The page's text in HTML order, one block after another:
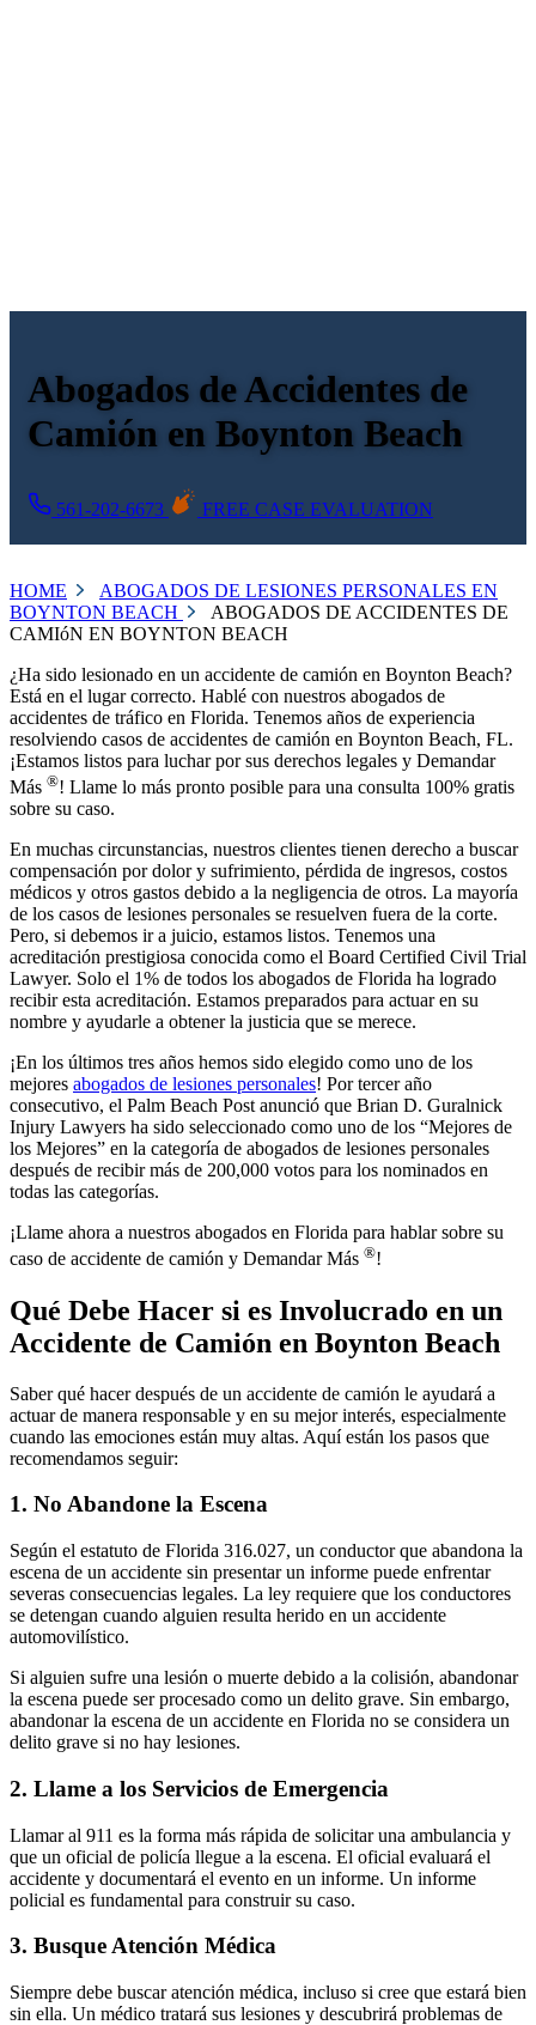
Abogados de Accidentes de
Camión en Boynton Beach
561-202-6673 FREE CASE EVALUATION
HOME
ABOGADOS DE LESIONES PERSONALES EN
BOYNTON BEACH
ABOGADOS DE ACCIDENTES DE
CAMIóN EN BOYNTON BEACH
¿Ha sido lesionado en un accidente de camión en Boynton Beach?
Está en el lugar correcto. Hablé con nuestros abogados de
accidentes de tráfico en Florida. Tenemos años de experiencia
resolviendo casos de accidentes de camión en Boynton Beach, FL.
¡Estamos listos para luchar por sus derechos legales y Demandar
Más ®! Llame lo más pronto posible para una consulta 100% gratis
sobre su caso.
En muchas circunstancias, nuestros clientes tienen derecho a buscar
compensación por dolor y sufrimiento, pérdida de ingresos, costos
médicos y otros gastos debido a la negligencia de otros. La mayoría
de los casos de lesiones personales se resuelven fuera de la corte.
Pero, si debemos ir a juicio, estamos listos. Tenemos una
acreditación prestigiosa conocida como el Board Certified Civil Trial
Lawyer. Solo el 1% de todos los abogados de Florida ha logrado
recibir esta acreditación. Estamos preparados para actuar en su
nombre y ayudarle a obtener la justicia que se merece.
¡En los últimos tres años hemos sido elegido como uno de los
mejores abogados de lesiones personales! Por tercer año
consecutivo, el Palm Beach Post anunció que Brian D. Guralnick
Injury Lawyers ha sido seleccionado como uno de los “Mejores de
los Mejores” en la categoría de abogados de lesiones personales
después de recibir más de 200,000 votos para los nominados en
todas las categorías.
¡Llame ahora a nuestros abogados en Florida para hablar sobre su
caso de accidente de camión y Demandar Más ®!
Qué Debe Hacer si es Involucrado en un
Accidente de Camión en Boynton Beach
Saber qué hacer después de un accidente de camión le ayudará a
actuar de manera responsable y en su mejor interés, especialmente
cuando las emociones están muy altas. Aquí están los pasos que
recomendamos seguir:
1. No Abandone la Escena
Según el estatuto de Florida 316.027, un conductor que abandona la
escena de un accidente sin presentar un informe puede enfrentar
severas consecuencias legales. La ley requiere que los conductores
se detengan cuando alguien resulta herido en un accidente
automovilístico.
Si alguien sufre una lesión o muerte debido a la colisión, abandonar
la escena puede ser procesado como un delito grave. Sin embargo,
abandonar la escena de un accidente en Florida no se considera un
delito grave si no hay lesiones.
2. Llame a los Servicios de Emergencia
Llamar al 911 es la forma más rápida de solicitar una ambulancia y
que un oficial de policía llegue a la escena. El oficial evaluará el
accidente y documentará el evento en un informe. Un informe
policial es fundamental para construir su caso.
3. Busque Atención Médica
Siempre debe buscar atención médica, incluso si cree que estará bien
sin ella. Un médico tratará sus lesiones y descubrirá problemas de